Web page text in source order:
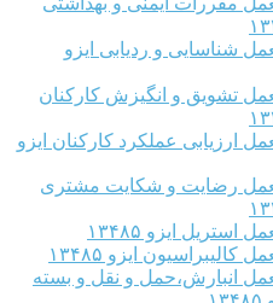
شناسایی و ردیابی ایزو
تشویق و انگیزش کارکنان
ارزیابی عملکرد کارکنان ایزو
رضایت و شکایت مشتری
استریل ایزو ۱۳۴۸۵
کالیبراسیون ایزو ۱۳۴۸۵
انبارش،حمل و نقل و بسته